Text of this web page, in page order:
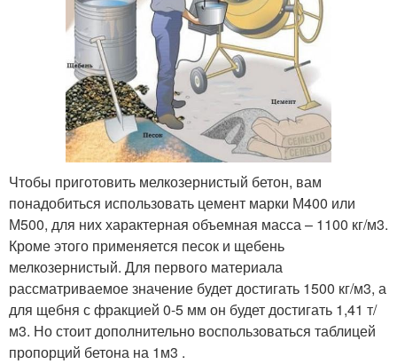
Чтобы приготовить мелкозернистый бетон, вам
понадобиться использовать цемент марки М400 или
М500, для них характерная объемная масса – 1100 кг/м3.
Кроме этого применяется песок и щебень
мелкозернистый. Для первого материала
рассматриваемое значение будет достигать 1500 кг/м3, а
для щебня с фракцией 0-5 мм он будет достигать 1,41 т/
м3. Но стоит дополнительно воспользоваться таблицей
пропорций бетона на 1м3 .